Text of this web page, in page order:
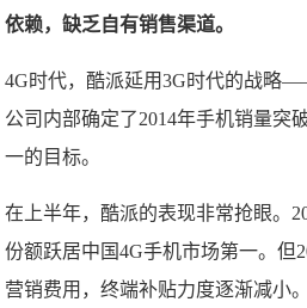
依赖，缺乏自有销售渠道。
4G时代，酷派延用3G时代的战略
公司内部确定了2014年手机销量突
一的目标。
在上半年，酷派的表现非常抢眼。
份额跃居中国4G手机市场第一。但
营销费用，终端补贴力度逐渐减小